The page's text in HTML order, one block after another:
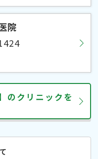
院
のクリニックを